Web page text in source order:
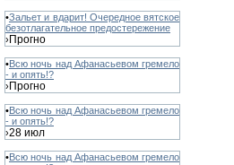
•Зальет и вдарит! Очередное вятское
безотлагательное предостережение
›Прогно
•Всю ночь над Афанасьевом гремело
- и опять!?
›Прогно
•Всю ночь над Афанасьевом гремело
- и опять!?
›28 июл
•Всю ночь над Афанасьевом гремело